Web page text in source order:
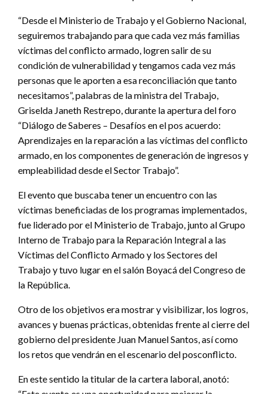
“Desde el Ministerio de Trabajo y el Gobierno Nacional,
seguiremos trabajando para que cada vez más familias
víctimas del conflicto armado, logren salir de su
condición de vulnerabilidad y tengamos cada vez más
personas que le aporten a esa reconciliación que tanto
necesitamos”, palabras de la ministra del Trabajo,
Griselda Janeth Restrepo, durante la apertura del foro
“Diálogo de Saberes – Desafíos en el pos acuerdo:
Aprendizajes en la reparación a las víctimas del conflicto
armado, en los componentes de generación de ingresos y
empleabilidad desde el Sector Trabajo”.
El evento que buscaba tener un encuentro con las
víctimas beneficiadas de los programas implementados,
fue liderado por el Ministerio de Trabajo, junto al Grupo
Interno de Trabajo para la Reparación Integral a las
Víctimas del Conflicto Armado y los Sectores del
Trabajo y tuvo lugar en el salón Boyacá del Congreso de
la República.
Otro de los objetivos era mostrar y visibilizar, los logros,
avances y buenas prácticas, obtenidas frente al cierre del
gobierno del presidente Juan Manuel Santos, así como
los retos que vendrán en el escenario del posconflicto.
En este sentido la titular de la cartera laboral, anotó: